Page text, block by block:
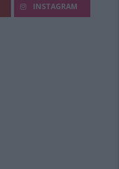
INSTAGRAM